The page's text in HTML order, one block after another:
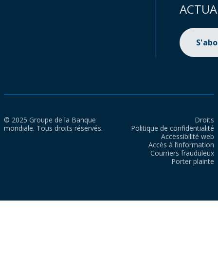
© 2025 Groupe de la Banque
mondiale. Tous droits réservés.
Droits
Politique de confidentialité
Accessibilité web
Accès à l’information
Courriers frauduleux
Porter plainte